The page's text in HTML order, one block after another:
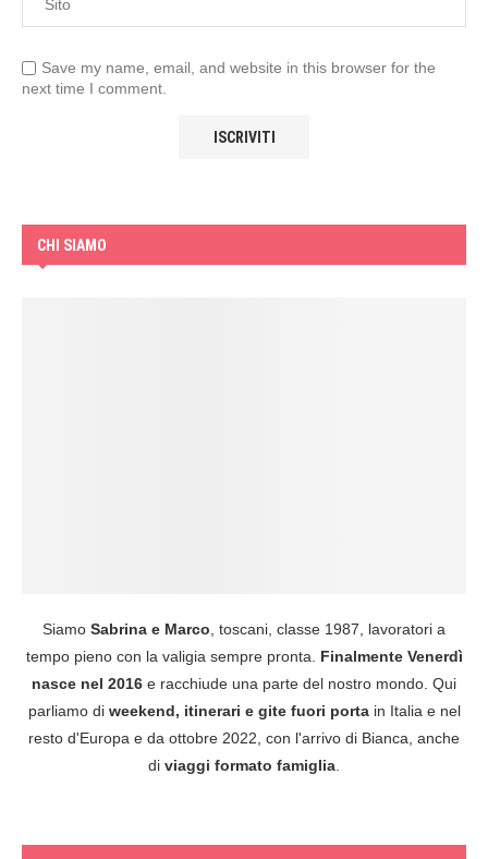
Save my name, email, and website in this browser for the
next time I comment.
CHI SIAMO
Siamo Sabrina e Marco, toscani, classe 1987, lavoratori a
tempo pieno con la valigia sempre pronta. Finalmente Venerdì
nasce nel 2016 e racchiude una parte del nostro mondo. Qui
parliamo di weekend, itinerari e gite fuori portain Italia e nel
resto d'Europa e da ottobre 2022, con l'arrivo di Bianca, anche
di viaggi formato famiglia.